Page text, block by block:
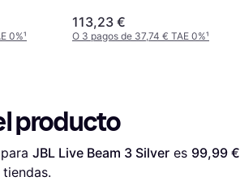
0%¹
113,23 €
O 3 pagos de 37,74 € TAE 0%¹
producto
JBL Live Beam 3 Silver es 99,99 €
tiendas.